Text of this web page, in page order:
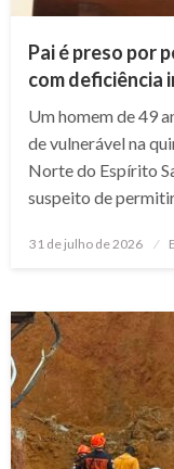
Pai é preso por
com deficiência
Um homem de 49
de vulnerável na
Norte do Espírito
suspeito de
Posted
31 de julho de 2026